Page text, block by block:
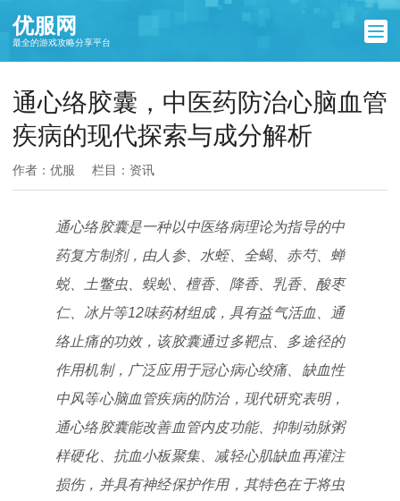
优服网
最全的游戏攻略分享平台
通心络胶囊，中医药防治心脑血管
疾病的现代探索与成分解析
作者：优服 栏目： 资讯
通心络胶囊是一种以中医络病理论为指导的中
药复方制剂，由人参、水蛭、全蝎、赤芍、蝉
蜕、土鳖虫、蜈蚣、檀香、降香、乳香、酸枣
仁、冰片等12味药材组成，具有益气活血、通
络止痛的功效，该胶囊通过多靶点、多途径的
作用机制，广泛应用于冠心病心绞痛、缺血性
中风等心脑血管疾病的防治，现代研究表明，
通心络胶囊能改善血管内皮功能、抑制动脉粥
样硬化、抗血小板聚集、减轻心肌缺血再灌注
损伤，并具有神经保护作用，其特色在于将虫